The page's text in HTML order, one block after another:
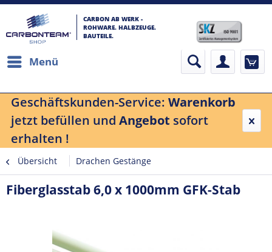
CARBON AB WERK -
ROHWARE. HALBZEUGE.
BAUTEILE.
Menü
Geschäftskunden-Service: Warenkorb
jetzt befüllen und Angebot sofort
erhalten !
Übersicht Drachen Gestänge
Fiberglasstab 6,0 x 1000mm GFK-Stab